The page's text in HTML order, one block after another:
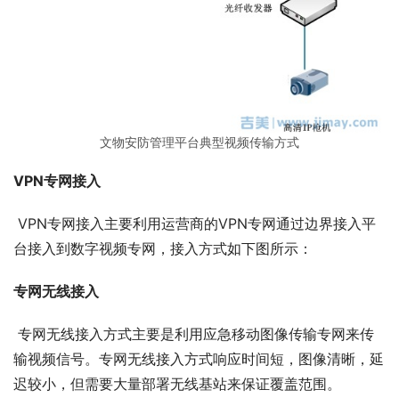
文物安防管理平台典型视频传输方式
VPN专网接入
台接入到数字视频专网，接入方式如下图所示：
专网无线接入
输视频信号。专网无线接入方式响应时间短，图像清晰，延
迟较小，但需要大量部署无线基站来保证覆盖范围。